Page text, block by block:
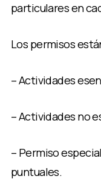
particulares en
Los permisos
– Actividades
– Actividades no
– Permiso
puntuales.